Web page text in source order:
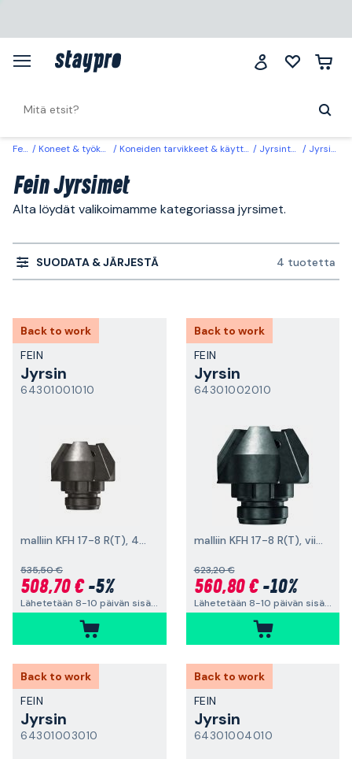
Fein Koneet & työkalut Koneiden tarvikkeet & käyttöosat Jyrsinterät Jyrsimet
Fein Jyrsimet
Alta löydät valikoimamme kategoriassa jyrsimet.
SUODATA & JÄRJESTÄ 4 tuotetta
Back to work
FEIN
Jyrsin
64301001010
malliin KFH 17-8 R(T), 45°, viiste + säde
535,50 €
508,70 €-5%
Lähetetään 8-10 päivän sisällä
Back to work
FEIN
Jyrsin
64301002010
malliin KFH 17-8 R(T), viistekulma 30°
623,20 €
560,80 €-10%
Lähetetään 8-10 päivän sisällä
Back to work
FEIN
Jyrsin
64301003010
Back to work
FEIN
Jyrsin
64301004010